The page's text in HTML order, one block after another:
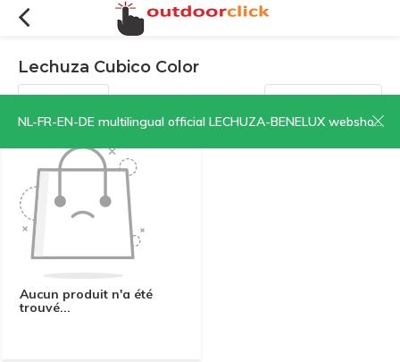
NL-FR-EN-DE multilingual official LECHUZA-BENELUX webshop | CLICK HERE NOW!
Lechuza Cubico Color
Filtres Trier par:
Aucun produit n'a été
trouvé...